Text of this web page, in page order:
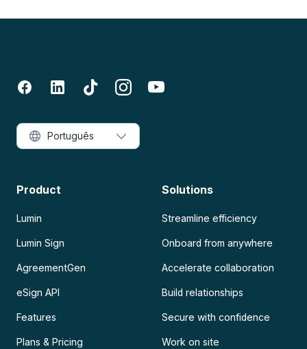
Product
Lumin
Lumin Sign
AgreementGen
eSign API
Features
Plans & Pricing
Solutions
Streamline efficiency
Onboard from anywhere
Accelerate collaboration
Build relationships
Secure with confidence
Work on site
Português